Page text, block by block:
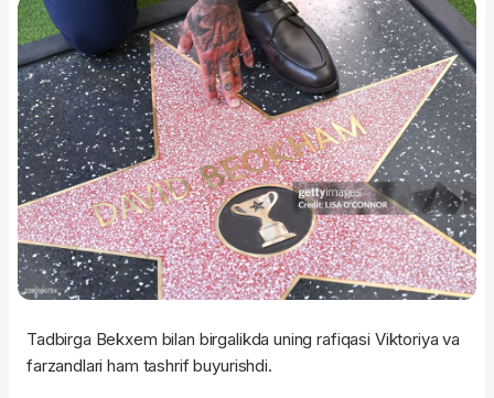
Tadbirga Bekxem bilan birgalikda uning rafiqasi Viktoriya va
farzandlari ham tashrif buyurishdi.